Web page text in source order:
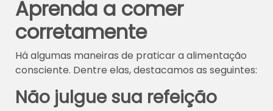
Aprenda a comer
corretamente
Há algumas maneiras de praticar a alimentação
consciente. Dentre elas, destacamos as seguintes:
Não julgue sua refeição